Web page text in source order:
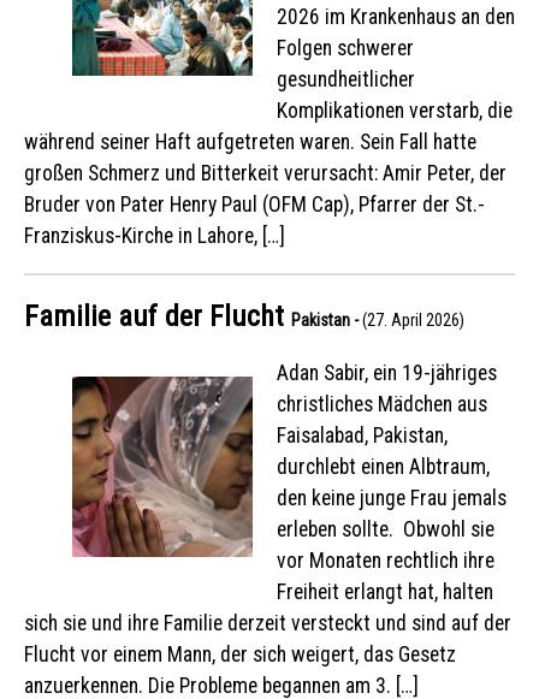
2026 im Krankenhaus an den
Folgen schwerer
gesundheitlicher
Komplikationen verstarb, die
während seiner Haft aufgetreten waren. Sein Fall hatte
großen Schmerz und Bitterkeit verursacht: Amir Peter, der
Bruder von Pater Henry Paul (OFM Cap), Pfarrer der St.-
Franziskus-Kirche in Lahore, […]
Familie auf der Flucht Pakistan -(27. April 2026)
Adan Sabir, ein 19-jähriges
christliches Mädchen aus
Faisalabad, Pakistan,
durchlebt einen Albtraum,
den keine junge Frau jemals
erleben sollte. Obwohl sie
vor Monaten rechtlich ihre
Freiheit erlangt hat, halten
sich sie und ihre Familie derzeit versteckt und sind auf der
Flucht vor einem Mann, der sich weigert, das Gesetz
anzuerkennen. Die Probleme begannen am 3. […]